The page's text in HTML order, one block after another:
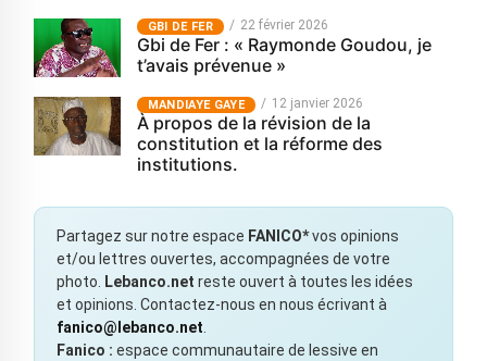
GBI DE FER 22 février 2026
Gbi de Fer : « Raymonde Goudou, je
t’avais prévenue »
MANDIAYE GAYE 12 janvier 2026
À propos de la révision de la
constitution et la réforme des
institutions.
Partagez sur notre espace FANICO*vos opinions
et/ou lettres ouvertes, accompagnées de votre
photo. Lebanco.net reste ouvert à toutes les idées
et opinions. Contactez-nous en nous écrivant à
fanico@lebanco.net.
Fanico : espace communautaire de lessive en